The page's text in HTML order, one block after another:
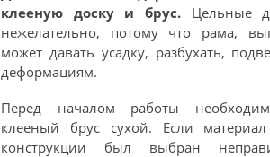
клееную доску и брус. Цельные
нежелательно, потому что рама,
может давать усадку, разбухать,
деформациям.
Перед началом работы
клееный брус сухой. Если
конструкции был выбран